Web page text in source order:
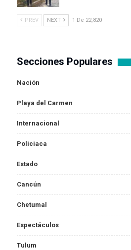
PREV NEXT 1 De 22,820
Secciones Populares
Nación
Playa del Carmen
Internacional
Policiaca
Estado
Cancún
Chetumal
Espectáculos
Tulum